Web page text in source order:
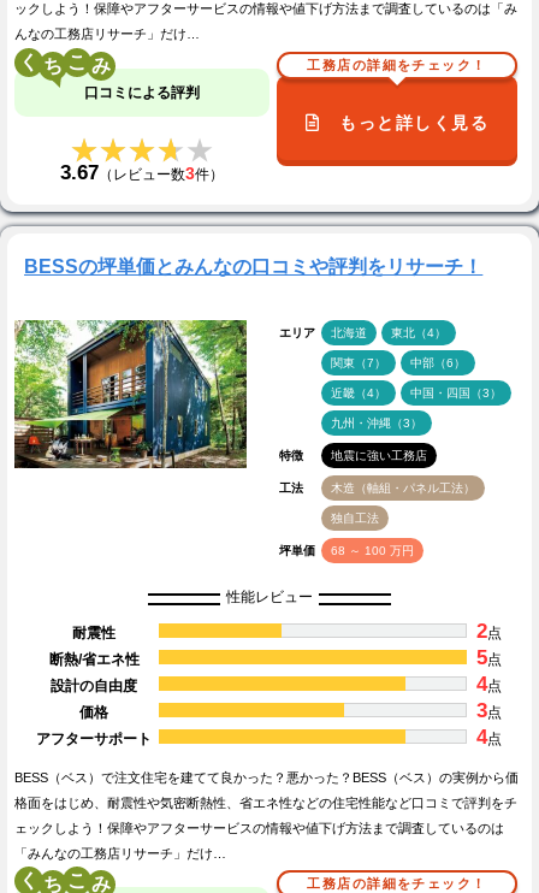
ックしよう！保障やアフターサービスの情報や値下げ方法まで調査しているのは「み
んなの工務店リサーチ」だけ…
く こ
口コミによる評判
★★★★★
★★★★★
3.67 （レビュー数3件）
工務店の詳細をチェック！
もっと詳しく見る
BESSの坪単価とみんなの口コミや評判をリサーチ！
エリア 北海道 東北（4）
関東（7） 中部（6）
近畿（4） 中国・四国（3）
九州・沖縄（3）
特徴 地震に強い工務店
工法 木造（軸組・パネル工法）
独自工法
坪単価 68 ～ 100 万円
性能レビュー
耐震性 2点
断熱/省エネ性
5点
設計の自由度
4点
価格
3点
アフターサポート
4点
BESS（ベス）で注文住宅を建てて良かった？悪かった？BESS（ベス）の実例から価
格面をはじめ、耐震性や気密断熱性、省エネ性などの住宅性能など口コミで評判をチ
ェックしよう！保障やアフターサービスの情報や値下げ方法まで調査しているのは
「みんなの工務店リサーチ」だけ…
く こ 工務店の詳細をチェック！